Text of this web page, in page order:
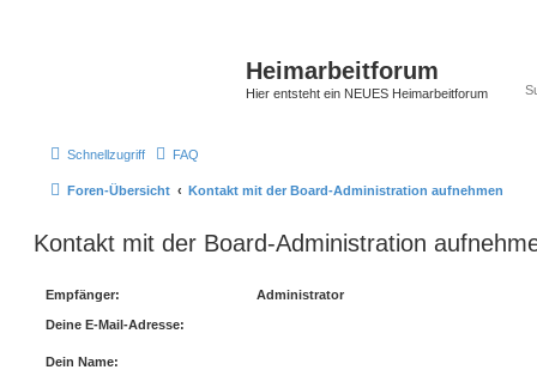
Heimarbeitforum
Hier entsteht ein NEUES Heimarbeitforum
Schnellzugriff FAQ
Foren-Übersicht Kontakt mit der Board-Administration aufnehmen
Kontakt mit der Board-Administration
Empfänger: Administrator
Deine E-Mail-Adresse:
Dein Name: